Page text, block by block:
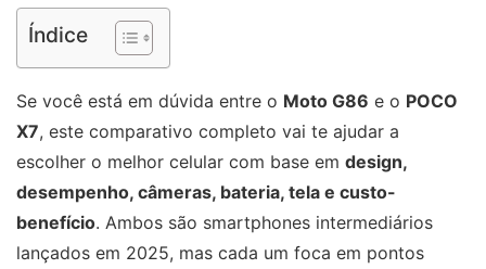
Índice
Se você está em dúvida entre o Moto G86 e o POCO
X7, este comparativo completo vai te ajudar a
escolher o melhor celular com base em design,
desempenho, câmeras, bateria, tela e custo-
benefício. Ambos são smartphones intermediários
lançados em 2025, mas cada um foca em pontos